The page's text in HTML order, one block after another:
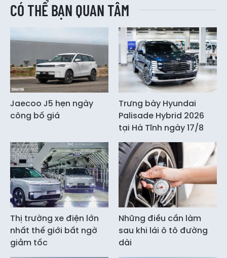
CÓ THỂ BẠN QUAN TÂM
Jaecoo J5 hẹn ngày
công bố giá
Trưng bày Hyundai
Palisade Hybrid 2026
tại Hà Tĩnh ngày 17/8
Thị trường xe điện lớn
nhất thế giới bất ngờ
giảm tốc
Những điều cần làm
sau khi lái ô tô đường
dài